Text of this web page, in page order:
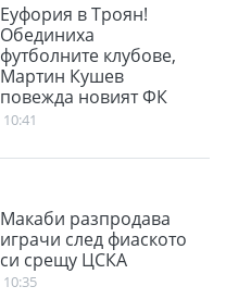
Еуфория в Троян!
Обединиха
футболните клубове,
Мартин Кушев
повежда новият ФК
Чавдар
10:41
Макаби разпродава
играчи след фиаското
си срещу ЦСКА
10:35